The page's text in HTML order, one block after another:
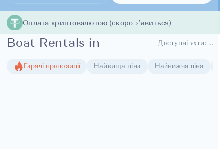
Boat Rentals in Доступні яхти:
Оплата криптовалютою (скоро з’явиться)
Гарячі пропозиції Найвища ціна Найнижча ціна